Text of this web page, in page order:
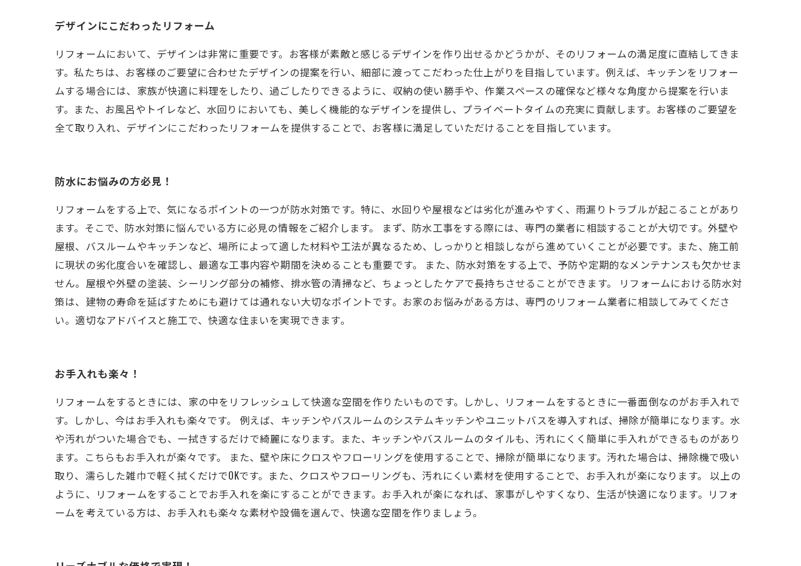
デザインにこだわったリフォーム
リフォームにおいて、デザインは非常に重要です。お客様が素敵と感じるデザインを作り出せるかどうかが、そのリフォームの満足度に直結してきま
す。私たちは、お客様のご要望に合わせたデザインの提案を行い、細部に渡ってこだわった仕上がりを目指しています。例えば、キッチンをリフォー
ムする場合には、家族が快適に料理をしたり、過ごしたりできるように、収納の使い勝手や、作業スペースの確保など様々な角度から提案を行いま
す。また、お風呂やトイレなど、水回りにおいても、美しく機能的なデザインを提供し、プライベートタイムの充実に貢献します。お客様のご要望を
全て取り入れ、デザインにこだわったリフォームを提供することで、お客様に満足していただけることを目指しています。
防水にお悩みの方必見！
リフォームをする上で、気になるポイントの一つが防水対策です。特に、水回りや屋根などは劣化が進みやすく、雨漏りトラブルが起こることがあり
ます。そこで、防水対策に悩んでいる方に必見の情報をご紹介します。 まず、防水工事をする際には、専門の業者に相談することが大切です。外壁や
屋根、バスルームやキッチンなど、場所によって適した材料や工法が異なるため、しっかりと相談しながら進めていくことが必要です。また、施工前
に現状の劣化度合いを確認し、最適な工事内容や期間を決めることも重要です。 また、防水対策をする上で、予防や定期的なメンテナンスも欠かせま
せん。屋根や外壁の塗装、シーリング部分の補修、排水管の清掃など、ちょっとしたケアで長持ちさせることができます。 リフォームにおける防水対
策は、建物の寿命を延ばすためにも避けては通れない大切なポイントです。お家のお悩みがある方は、専門のリフォーム業者に相談してみてくださ
い。適切なアドバイスと施工で、快適な住まいを実現できます。
お手入れも楽々！
リフォームをするときには、家の中をリフレッシュして快適な空間を作りたいものです。しかし、リフォームをするときに一番面倒なのがお手入れで
す。しかし、今はお手入れも楽々です。 例えば、キッチンやバスルームのシステムキッチンやユニットバスを導入すれば、掃除が簡単になります。水
や汚れがついた場合でも、一拭きするだけで綺麗になります。また、キッチンやバスルームのタイルも、汚れにくく簡単に手入れができるものがあり
ます。こちらもお手入れが楽々です。 また、壁や床にクロスやフローリングを使用することで、掃除が簡単になります。汚れた場合は、掃除機で吸い
取り、濡らした雑巾で軽く拭くだけでOKです。また、クロスやフローリングも、汚れにくい素材を使用することで、お手入れが楽になります。 以上の
ように、リフォームをすることでお手入れを楽にすることができます。お手入れが楽になれば、家事がしやすくなり、生活が快適になります。リフォ
ームを考えている方は、お手入れも楽々な素材や設備を選んで、快適な空間を作りましょう。